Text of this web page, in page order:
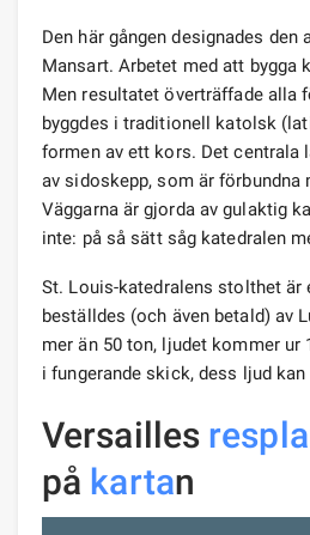
Den här gången designades den
Mansart. Arbetet med att bygga
Men resultatet överträffade alla
byggdes i traditionell katolsk
formen av ett kors. Det centrala
av sidoskepp, som är förbundna
Väggarna är gjorda av gulaktig
inte: på så sätt såg katedralen
St. Louis-katedralens stolthet är
beställdes (och även betald) av
mer än 50 ton, ljudet kommer ur
i fungerande skick, dess ljud
Versailles
på kartan